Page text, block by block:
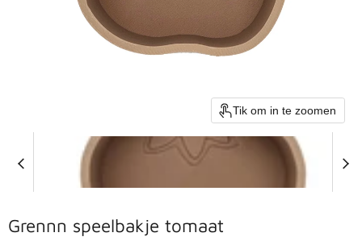
Tik om in te zoomen
Grennn speelbakje tomaat